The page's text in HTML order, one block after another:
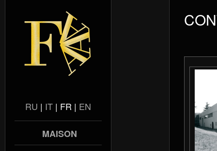
RU | IT | FR | EN
MAISON